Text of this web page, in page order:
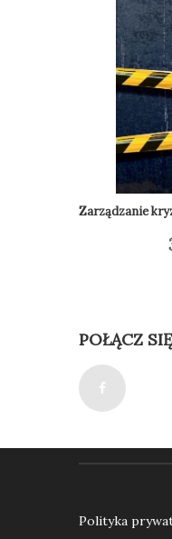
Dodaj
POŁĄCZ SIĘ
Polityka